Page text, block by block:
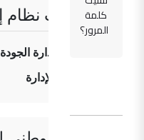
كلمة
المرور؟
معلومات نظام
حالة نظام إدارة الجودة
تنفيذ نظام الإدارة